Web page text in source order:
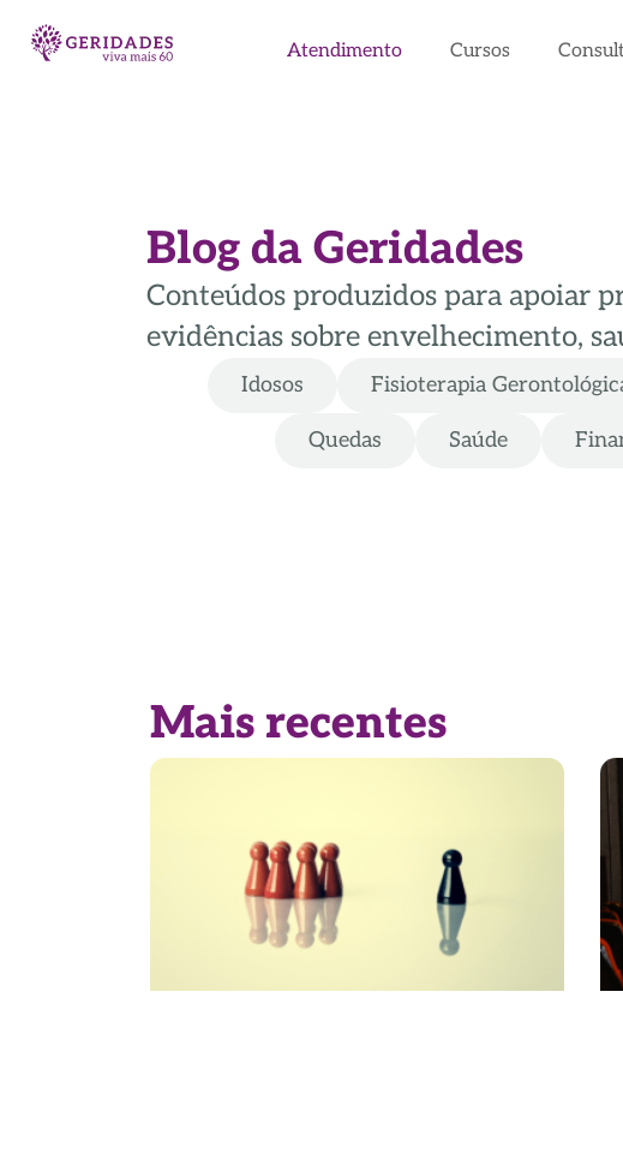
Atendimento Cursos
Blog da Geridades
Conteúdos produzidos para apoiar
evidências sobre envelhecimento,
Idosos Fisioterapia
Quedas Saúde
Mais recentes